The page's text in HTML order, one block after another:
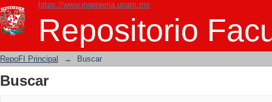
https://www.ingenieria.unam.mx
Repositorio
Buscar
RepoFI Principal → Buscar
Buscar